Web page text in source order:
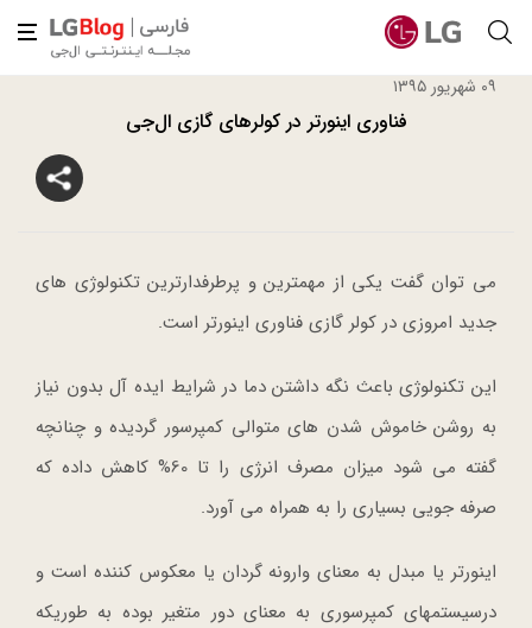
۰۹ شهریور ۱۳۹۵
فناوری اینورتر در کولرهای گازی ال‌جی
می توان گفت یکی از مهمترین و پرطرفدارترین تکنولوژی های
جدید امروزی در کولر گازی فناوری اینورتر است.
این تکنولوژی باعث نگه داشتن دما در شرایط ایده آل بدون نیاز
به روشن خاموش شدن های متوالی کمپرسور گردیده و چنانچه
گفته می شود میزان مصرف انرژی را تا 60% کاهش داده که
صرفه جویی بسیاری را به همراه می آورد.
اینورتر یا مبدل به معنای وارونه گردان یا معکوس کننده است و
درسیستمهای کمپرسوری به معنای دور متغیر بوده به طوریکه